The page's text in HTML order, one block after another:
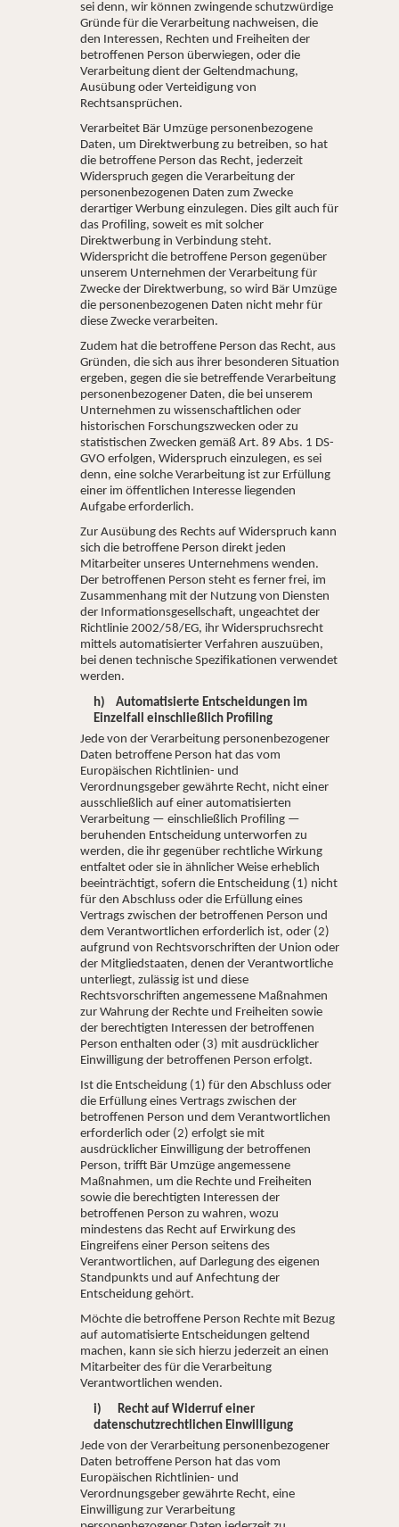
sei denn, wir können zwingende schutzwürdige
Gründe für die Verarbeitung nachweisen, die
den Interessen, Rechten und Freiheiten der
betroffenen Person überwiegen, oder die
Verarbeitung dient der Geltendmachung,
Ausübung oder Verteidigung von
Rechtsansprüchen.
Verarbeitet Bär Umzüge personenbezogene
Daten, um Direktwerbung zu betreiben, so hat
die betroffene Person das Recht, jederzeit
Widerspruch gegen die Verarbeitung der
personenbezogenen Daten zum Zwecke
derartiger Werbung einzulegen. Dies gilt auch für
das Profiling, soweit es mit solcher
Direktwerbung in Verbindung steht.
Widerspricht die betroffene Person gegenüber
unserem Unternehmen der Verarbeitung für
Zwecke der Direktwerbung, so wird Bär Umzüge
die personenbezogenen Daten nicht mehr für
diese Zwecke verarbeiten.
Zudem hat die betroffene Person das Recht, aus
Gründen, die sich aus ihrer besonderen Situation
ergeben, gegen die sie betreffende Verarbeitung
personenbezogener Daten, die bei unserem
Unternehmen zu wissenschaftlichen oder
historischen Forschungszwecken oder zu
statistischen Zwecken gemäß Art. 89 Abs. 1 DS-
GVO erfolgen, Widerspruch einzulegen, es sei
denn, eine solche Verarbeitung ist zur Erfüllung
einer im öffentlichen Interesse liegenden
Aufgabe erforderlich.
Zur Ausübung des Rechts auf Widerspruch kann
sich die betroffene Person direkt jeden
Mitarbeiter unseres Unternehmens wenden.
Der betroffenen Person steht es ferner frei, im
Zusammenhang mit der Nutzung von Diensten
der Informationsgesellschaft, ungeachtet der
Richtlinie 2002/58/EG, ihr Widerspruchsrecht
mittels automatisierter Verfahren auszuüben,
bei denen technische Spezifikationen verwendet
werden.
h) Automatisierte Entscheidungen im
Einzelfall einschließlich Profiling
Jede von der Verarbeitung personenbezogener
Daten betroffene Person hat das vom
Europäischen Richtlinien- und
Verordnungsgeber gewährte Recht, nicht einer
ausschließlich auf einer automatisierten
Verarbeitung — einschließlich Profiling —
beruhenden Entscheidung unterworfen zu
werden, die ihr gegenüber rechtliche Wirkung
entfaltet oder sie in ähnlicher Weise erheblich
beeinträchtigt, sofern die Entscheidung (1) nicht
für den Abschluss oder die Erfüllung eines
Vertrags zwischen der betroffenen Person und
dem Verantwortlichen erforderlich ist, oder (2)
aufgrund von Rechtsvorschriften der Union oder
der Mitgliedstaaten, denen der Verantwortliche
unterliegt, zulässig ist und diese
Rechtsvorschriften angemessene Maßnahmen
zur Wahrung der Rechte und Freiheiten sowie
der berechtigten Interessen der betroffenen
Person enthalten oder (3) mit ausdrücklicher
Einwilligung der betroffenen Person erfolgt.
Ist die Entscheidung (1) für den Abschluss oder
die Erfüllung eines Vertrags zwischen der
betroffenen Person und dem Verantwortlichen
erforderlich oder (2) erfolgt sie mit
ausdrücklicher Einwilligung der betroffenen
Person, trifft Bär Umzüge angemessene
Maßnahmen, um die Rechte und Freiheiten
sowie die berechtigten Interessen der
betroffenen Person zu wahren, wozu
mindestens das Recht auf Erwirkung des
Eingreifens einer Person seitens des
Verantwortlichen, auf Darlegung des eigenen
Standpunkts und auf Anfechtung der
Entscheidung gehört.
Möchte die betroffene Person Rechte mit Bezug
auf automatisierte Entscheidungen geltend
machen, kann sie sich hierzu jederzeit an einen
Mitarbeiter des für die Verarbeitung
Verantwortlichen wenden.
i) Recht auf Widerruf einer
datenschutzrechtlichen Einwilligung
Jede von der Verarbeitung personenbezogener
Daten betroffene Person hat das vom
Europäischen Richtlinien- und
Verordnungsgeber gewährte Recht, eine
Einwilligung zur Verarbeitung